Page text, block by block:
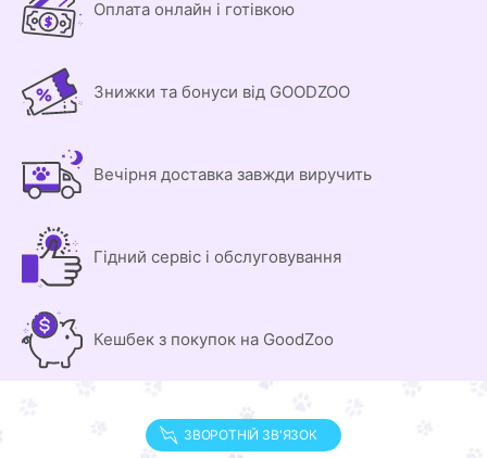
Оплата онлайн і готівкою
Знижки та бонуси від GOODZOO
Вечірня доставка завжди виручить
Гідний сервіс і обслуговування
Кешбек з покупок на GoodZoo
ЗВОРОТНІЙ ЗВ'ЯЗОК